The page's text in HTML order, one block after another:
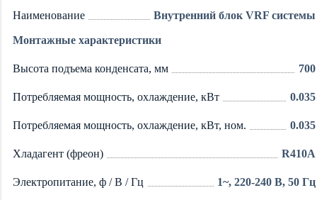
Наименование Внутренний блок VRF системы
Монтажные характеристики
Высота подъема конденсата, мм 700
Потребляемая мощность, охлаждение, кВт 0.035
Потребляемая мощность, охлаждение, кВт, ном. 0.035
Хладагент (фреон) R410A
Электропитание, ф / В / Гц 1~, 220-240 В, 50 Гц